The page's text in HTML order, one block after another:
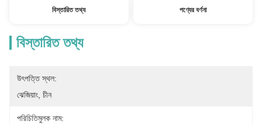
বিস্তারিত তথ্য পণ্যের বর্ণনা
বিস্তারিত তথ্য
উৎপত্তি স্থল:
ঝেজিয়াং, চীন
পরিচিতিমুলক নাম: